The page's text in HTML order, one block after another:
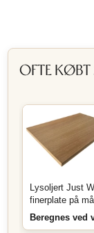
OFTE
Lysoljert Just
finerplate på mål
Beregnes ved